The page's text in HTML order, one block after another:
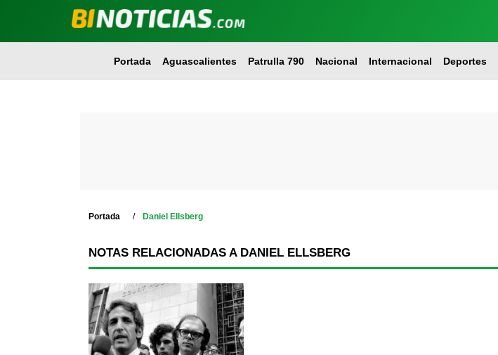
Portada Aguascalientes Patrulla 790 Nacional Internacional Deportes
Portada Daniel Ellsberg
NOTAS RELACIONADAS A DANIEL ELLSBERG